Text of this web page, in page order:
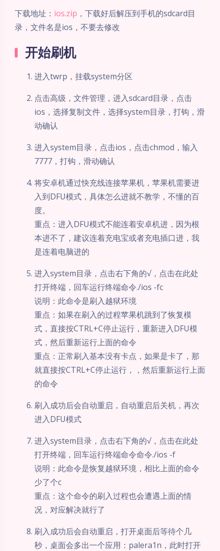
下载地址： ios.zip ，下载好后解压到手机的sdcard目
录，文件名是ios，不要去修改
开始刷机
进入twrp，挂载system分区
点击高级，文件管理，进入sdcard目录，点击
ios，选择复制文件，选择system目录，打钩，滑
动确认
进入system目录，点击ios，点击chmod，输入
7777，打钩，滑动确认
将安卓机通过快充线连接苹果机，苹果机需要进
入到DFU模式，具体怎么进就不教学，不懂的百
度。
重点：进入DFU模式不能连着安卓机进，因为根
本进不了，建议连着充电宝或者充电插口进，我
是连着电脑进的
进入system目录，点击右下角的√，点击在此处
打开终端，回车运行终端命令./ios -fc
说明：此命令是刷入越狱环境
重点：如果在刷入的过程苹果机跳到了恢复模
式，直接按CTRL+C停止运行，重新进入DFU模
式，然后重新运行上面的命令
重点：正常刷入基本没有卡点，如果是卡了，那
就直接按CTRL+C停止运行，，然后重新运行上面
的命令
刷入成功后会自动重启，自动重启后关机，再次
进入DFU模式
进入system目录，点击右下角的√，点击在此处
打开终端，回车运行终端命令命令./ios -f
说明：此命令是恢复越狱环境，相比上面的命令
少了个c
重点：这个命令的刷入过程也会遭遇上面的情
况，对应解决就行了
刷入成功后会自动重启，打开桌面后等待个几
秒，桌面会多出一个应用：palera1n，此时打开